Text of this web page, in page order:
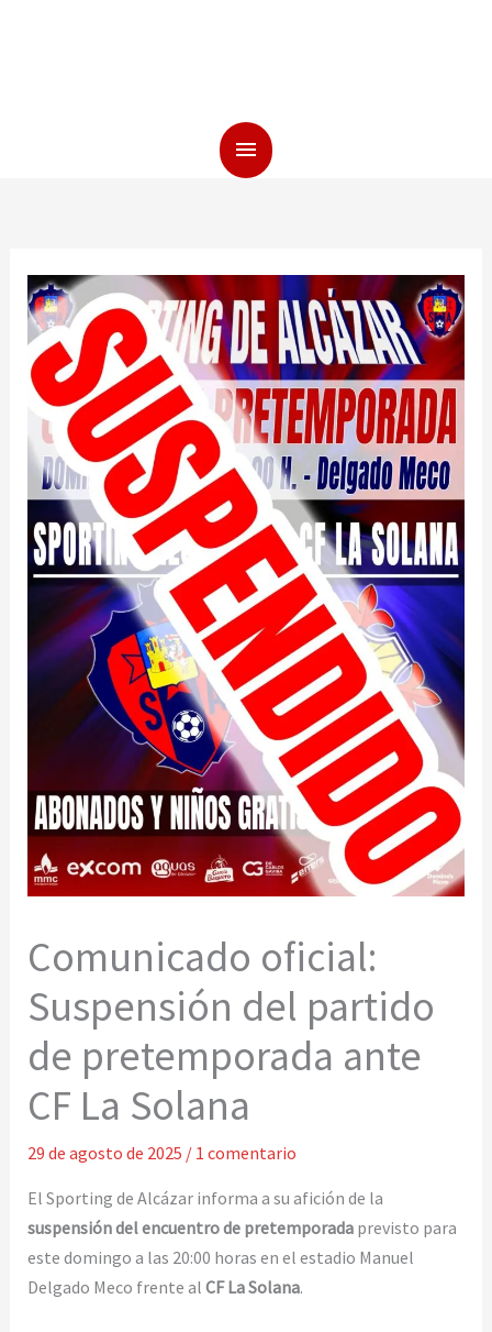
Comunicado oficial:
Suspensión del partido
de pretemporada ante
CF La Solana
29 de agosto de 2025 / 1 comentario
El Sporting de Alcázar informa a su afición de la
suspensión del encuentro de pretemporadaprevisto para
este domingo a las 20:00 horas en el estadio Manuel
Delgado Meco frente al CF La Solana.